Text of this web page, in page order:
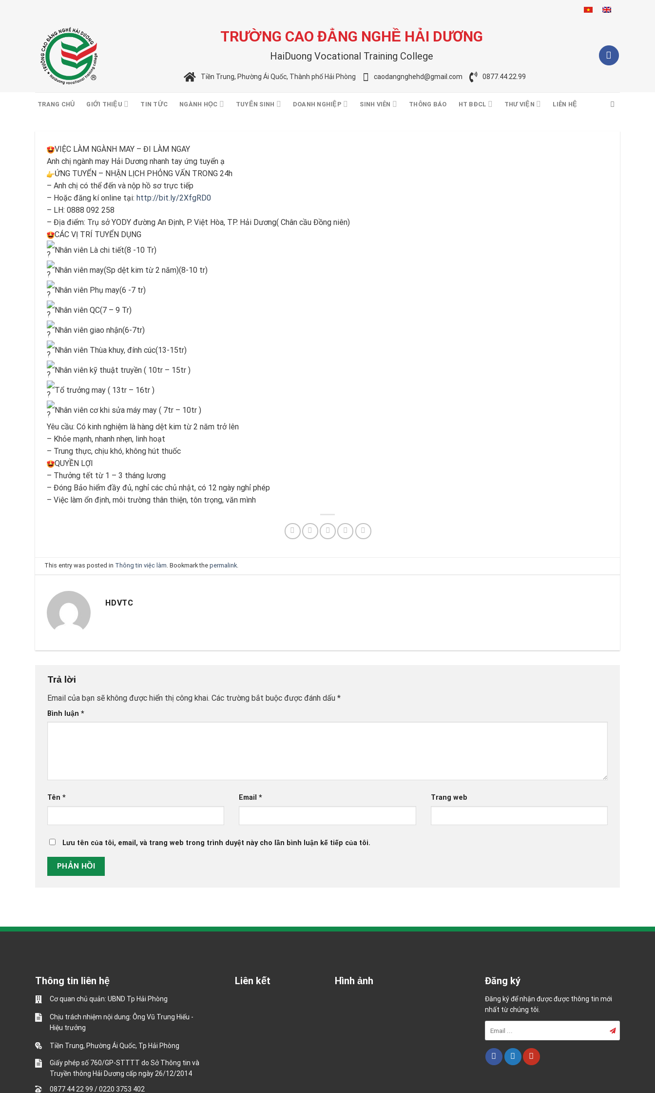
TRƯỜNG CAO ĐẲNG NGHỀ HẢI DƯƠNG
HaiDuong Vocational Training College
Tiền Trung, Phường Ái Quốc, Thành phố Hải Phòng caodangnghehd@gmail.com 0877.44.22.99
TRANG CHỦ GIỚI THIỆU TIN TỨC NGÀNH HỌC TUYỂN SINH DOANH NGHIỆP SINH VIÊN THÔNG BÁO HT BĐCL THƯ VIỆN LIÊN HỆ
VIỆC LÀM NGÀNH MAY – ĐI LÀM NGAY
Anh chị ngành may Hải Dương nhanh tay ứng tuyển ạ
ỨNG TUYỂN – NHẬN LỊCH PHỎNG VẤN TRONG 24h
– Anh chị có thể đến và nộp hồ sơ trực tiếp
– Hoặc đăng kí online tại: http://bit.ly/2XfgRD0
– LH: 0888 092 258
– Địa điểm: Trụ sở YODY đường An Định, P. Việt Hòa, TP. Hải Dương( Chân cầu Đồng niên)
CÁC VỊ TRÍ TUYỂN DỤNG
Nhân viên Là chi tiết(8 -10 Tr)
Nhân viên may(Sp dệt kim từ 2 năm)(8-10 tr)
Nhân viên Phụ may(6 -7 tr)
Nhân viên QC(7 – 9 Tr)
Nhân viên giao nhận(6-7tr)
Nhân viên Thùa khuy, đính cúc(13-15tr)
Nhân viên kỹ thuật truyền ( 10tr – 15tr )
Tổ trưởng may ( 13tr – 16tr )
Nhân viên cơ khi sửa máy may ( 7tr – 10tr )
Yêu cầu: Có kinh nghiệm là hàng dệt kim từ 2 năm trở lên
– Khỏe mạnh, nhanh nhẹn, linh hoạt
– Trung thực, chịu khó, không hút thuốc
QUYỀN LỢI
– Thưởng tết từ 1 – 3 tháng lương
– Đóng Bảo hiểm đầy đủ, nghỉ các chủ nhật, có 12 ngày nghỉ phép
– Việc làm ổn định, môi trường thân thiện, tôn trọng, văn mình
This entry was posted in Thông tin việc làm. Bookmark thepermalink.
HDVTC
Trả lời
Email của bạn sẽ không được hiển thị công khai. Các trường bắt buộc được đánh dấu *
Bình luận *
Tên * Email* Trang web
Lưu tên của tôi, email, và trang web trong trình duyệt này cho lần bình luận kế tiếp của tôi.
Thông tin liên hệ
Cơ quan chủ quản: UBND Tp Hải Phòng
Chịu trách nhiệm nội dung: Ông Vũ Trung Hiếu -
Hiệu trưởng
Tiền Trung, Phường Ái Quốc, Tp Hải Phòng
Giấy phép số 760/GP-STTTT do Sở Thông tin và
Truyền thông Hải Dương cấp ngày 26/12/2014
0877 44 22 99 /0220 3753 402
Liên kết Hình ảnh Đăng ký
Đăng ký để nhận được được thông tin mới
nhất từ chúng tôi.